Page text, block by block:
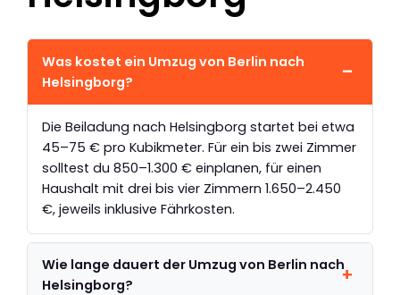
Was kostet ein Umzug von Berlin nach
Helsingborg?
Die Beiladung nach Helsingborg startet bei etwa
45–75 € pro Kubikmeter. Für ein bis zwei Zimmer
solltest du 850–1.300 € einplanen, für einen
Haushalt mit drei bis vier Zimmern 1.650–2.450
€, jeweils inklusive Fährkosten.
Wie lange dauert der Umzug von Berlin nach
Helsingborg?